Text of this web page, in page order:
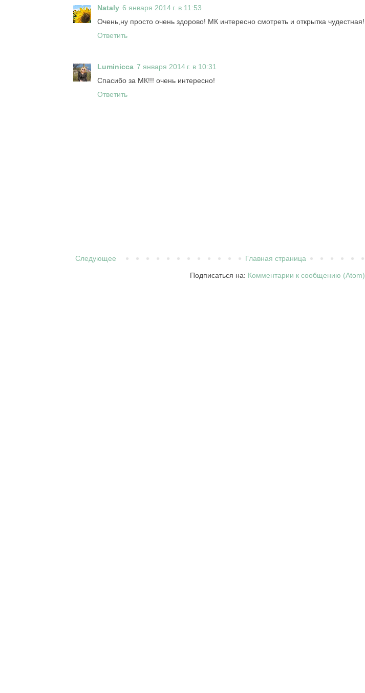
Nataly 6 января 2014 г. в 11:53
Очень,ну просто очень здорово! МК интересно смотреть и открытка чудестная!
Ответить
Luminicca 7 января 2014 г. в 10:31
Спасибо за МК!!! очень интересно!
Ответить
Следующее Главная страница
Подписаться на: Комментарии к сообщению (Atom)